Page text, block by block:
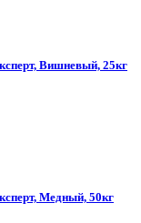
Вишневый, 25кг
Медный, 50кг